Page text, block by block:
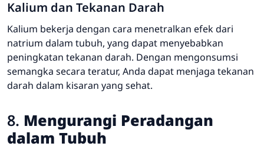
Kalium dan Tekanan Darah
Kalium bekerja dengan cara menetralkan efek dari
natrium dalam tubuh, yang dapat menyebabkan
peningkatan tekanan darah. Dengan mengonsumsi
semangka secara teratur, Anda dapat menjaga tekanan
darah dalam kisaran yang sehat.
8. Mengurangi Peradangan
dalam Tubuh